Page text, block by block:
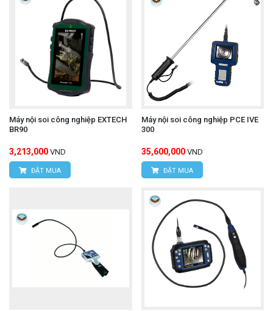
Máy nội soi công nghiệp EXTECH
BR90
3,213,000 VND
ĐẶT MUA
Máy nội soi công nghiệp PCE IVE
300
35,600,000 VND
ĐẶT MUA